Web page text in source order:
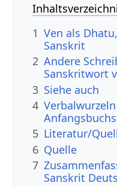
1 Ven als
Sanskrit
2 Andere
Sanskritwort
3 Siehe auch
4
5 Literatur/
6 Quelle
7
Sanskrit